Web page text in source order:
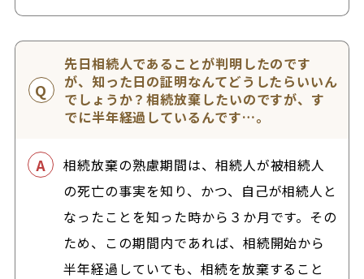
先日相続人であることが判明したのです
が、知った日の証明なんてどうしたらいいん
でしょうか？相続放棄したいのですが、す
でに半年経過しているんです…。
相続放棄の熟慮期間は、相続人が被相続人
の死亡の事実を知り、かつ、自己が相続人と
なったことを知った時から３か月です。その
ため、この期間内であれば、相続開始から
半年経過していても、相続を放棄すること